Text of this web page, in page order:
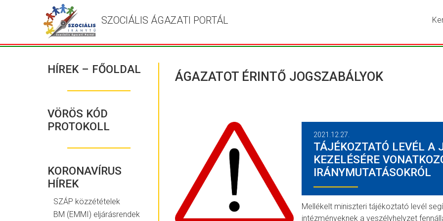
SZOCIÁLIS ÁGAZATI PORTÁL
Írja
a
HÍREK – FŐOLDAL
VÖRÖS KÓD
PROTOKOLL
KORONAVÍRUS
HÍREK
SZÁP közzétételek
BM (EMMI) eljárásrendek
ÁGAZATOT ÉRINTŐ JOGSZABÁLYOK
2021.12.27.
TÁJÉKOZTATÓ LEVÉL A
KEZELÉSÉRE
IRÁNYMUTATÁSOKRÓL
Mellékelt miniszteri tájékoztató levél
intézményeknek a veszélyhelyzet